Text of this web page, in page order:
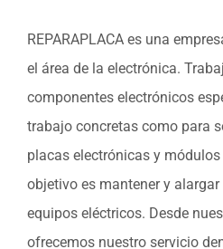
REPARAPLACA es una
el área de la electrónica.
componentes electrónicos
trabajo concretas como para
placas electrónicas y
objetivo es mantener y
equipos eléctricos. Desde
ofrecemos nuestro servicio